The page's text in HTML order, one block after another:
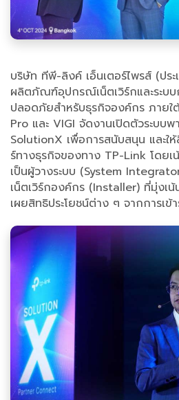
บริษัท ทีพี-ลิงค์ เอ็นเตอร์ไพรส์ (ประ
ผลิตภัณฑ์อุปกรณ์เน็ตเวิร์กและระบ
ปลอดภัยสำหรับธุรกิจองค์กร ภาย
Pro และ VIGI จัดงานเปิดตัวระบบพ
SolutionX เพื่อการสนับสนุน และให้
ร์ทางธุรกิจของทาง TP-Link โดยเ
เป็นผู้วางระบบ (System
เน็ตเวิร์กองค์กร (Installer) ที่มุ่งเ
เผยสิทธิประโยชน์ต่าง ๆ จากการเข้